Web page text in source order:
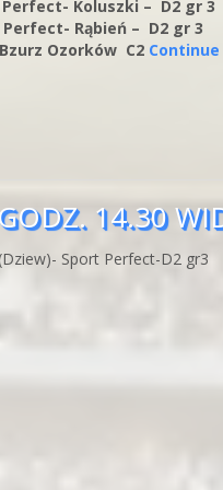
Koluszki – D2 gr 3
Rąbień – D2 gr 3
Ozorków C2
14.30
Sport Perfect-D2 gr3